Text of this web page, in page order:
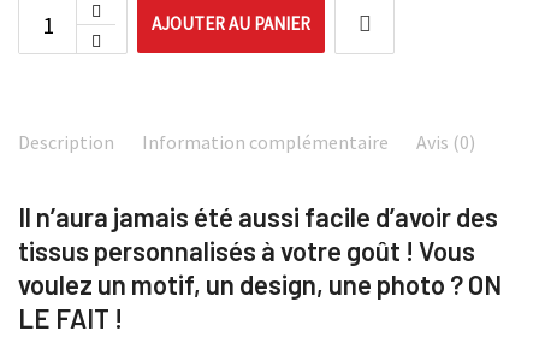
AJOUTER AU PANIER
Description Information complémentaire Avis (0)
Il n’aura jamais été aussi facile d’avoir des
tissus personnalisés à votre goût ! Vous
voulez un motif, un design, une photo ? ON
LE FAIT !